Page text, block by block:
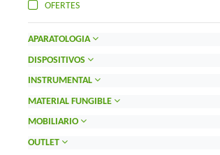
OFERTES
APARATOLOGIA
DISPOSITIVOS
INSTRUMENTAL
MATERIAL FUNGIBLE
MOBILIARIO
OUTLET